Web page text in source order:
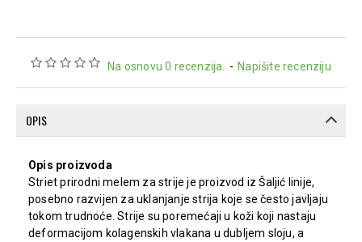
Na osnovu 0 recenzija. - Napišite recenziju
OPIS
Opis proizvoda
Striet prirodni melem za strije je proizvod iz Šaljić linije,
posebno razvijen za uklanjanje strija koje se često javljaju
tokom trudnoće. Strije su poremećaji u koži koji nastaju
deformacijom kolagenskih vlakana u dubljem sloju, a